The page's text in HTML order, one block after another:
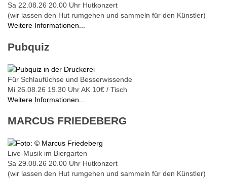
Sa 22.08.26 20.00 Uhr Hutkonzert
(wir lassen den Hut rumgehen und sammeln für den Künstler)
Weitere Informationen...
Pubquiz
Für Schlaufüchse und Besserwissende
Mi 26.08.26 19.30 UhrAK 10€ / Tisch
Weitere Informationen...
MARCUS FRIEDEBERG
Live-Musik im Biergarten
Sa 29.08.26 20.00 Uhr Hutkonzert
(wir lassen den Hut rumgehen und sammeln für den Künstler)